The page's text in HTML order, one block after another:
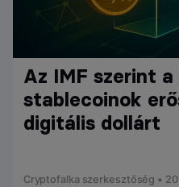
Az IMF szerint
stablecoinok
digitális dollárt
Cryptofalka szerkesztőség •